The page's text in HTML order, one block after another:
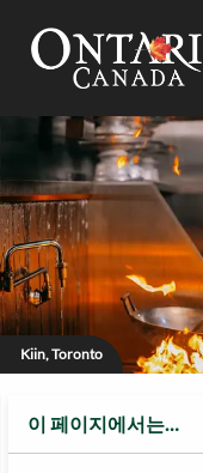
Kiin, Toronto
이 페이지에서는…